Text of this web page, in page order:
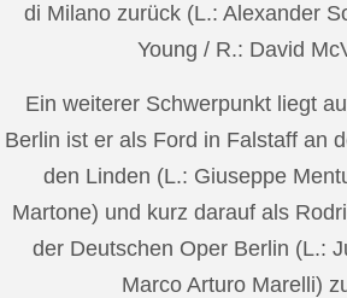
di Milano zurück (L.: Alexander
Young / R.: David
Ein weiterer Schwerpunkt liegt
Berlin ist er als Ford in Falstaff an
den Linden (L.: Giuseppe
Martone) und kurz darauf als
der Deutschen Oper Berlin (L.:
Marco Arturo Marelli)